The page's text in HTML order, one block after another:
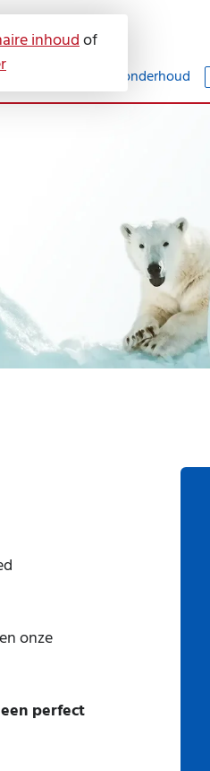
inhoudof
Service en onderhoud
Storing melden
Praktische informatie
onze
perfect